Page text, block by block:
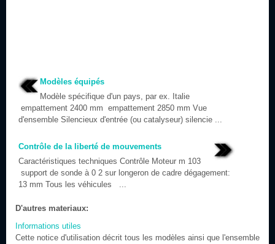
Modèles équipés
Modèle spécifique d'un pays, par ex. Italie
empattement 2400 mm empattement 2850 mm Vue
d'ensemble Silencieux d'entrée (ou catalyseur) silencie ...
Contrôle de la liberté de mouvements
Caractéristiques techniques Contrôle Moteur m 103
support de sonde à 0 2 sur longeron de cadre dégagement:
13 mm Tous les véhicules ...
D'autres materiaux:
Informations utiles
Cette notice d'utilisation décrit tous les modèles ainsi que l'ensemble